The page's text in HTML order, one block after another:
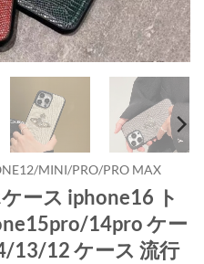
MINI/PRO/PRO MAX
ース iphone16 ト
14pro ケー
13/12 ケース 流行